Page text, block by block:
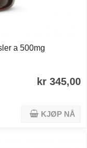
a 500mg
kr 345,00
KJØP NÅ